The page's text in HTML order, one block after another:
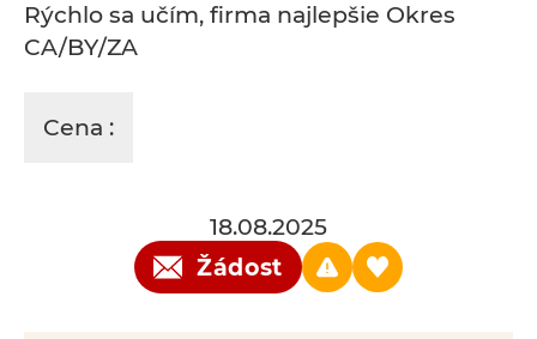
Rýchlo sa učím, firma najlepšie Okres
CA/BY/ZA
Cena :
18.08.2025
Žádost